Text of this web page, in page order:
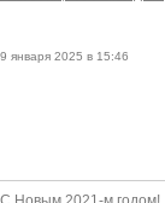
9 января 2025 в 15:46